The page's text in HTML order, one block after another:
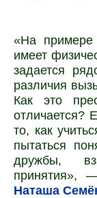
«На примере
имеет
задается
различия
Как это
отличается?
то, как
пытаться
дружбы,
принятия»,
Наташа